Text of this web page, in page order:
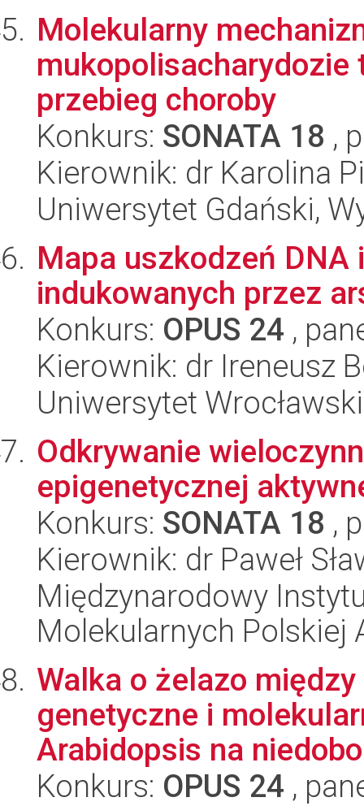
Molekularny
mukopolisacharydozie
przebieg choroby
Konkurs: SONATA 18 ,
Kierownik: dr Karolina
Uniwersytet Gdański,
Mapa uszkodzeń
indukowanych przez
Konkurs: OPUS 24 ,
Kierownik: dr Ireneusz
Uniwersytet
Odkrywanie
epigenetycznej
Konkurs: SONATA 18 ,
Kierownik: dr Paweł
Międzynarodowy
Molekularnych Polskiej
Walka o żelazo
genetyczne i
Arabidopsis na
Konkurs: OPUS 24 ,